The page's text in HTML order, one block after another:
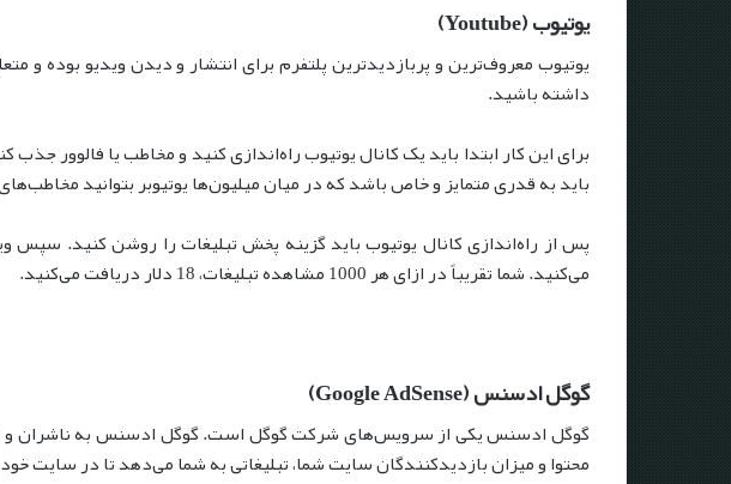
یوتیوب(Youtube)
یوتیوب معروف‌ترین و پربازدیدترین پلتفرم برای انتشار و دیدن ویدیو بوده
داشته باشید.
برای این کار ابتدا باید یک کانال یوتیوب راه‌اندازی کنید و مخاطب یا فالوور
باید به قدری متمایز و خاص باشد که در میان میلیون‌ها یوتیوبر بتوانید
پس از راه‌اندازی کانال یوتیوب باید گزینه پخش تبلیغات را روشن کنید. سپس
می‌‌کنید. شما تقریباً در ازای هر 1000 مشاهده تبلیغات، 18 دلار دریافت می‌کنید.
گوگل ادسنس(Google AdSense)
گوگل ادسنس یکی از سرویس‌های شرکت گوگل است. گوگل ادسنس به ناشران و
محتوا و میزان بازدیدکنندگان سایت شما، تبلیغاتی به شما می‌دهد تا در سایت